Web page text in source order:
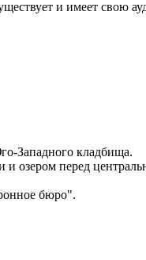
и имеет свою
Западного кладбища.
озером перед
бюро".